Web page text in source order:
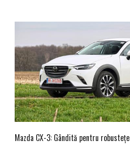
Mazda CX-3: Gândită pentru robustețe